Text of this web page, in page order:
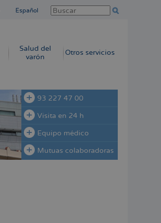
Español
Salud del
varón
Otros servicios
93 227 47 00
Visita en 24 h
Equipo médico
Mutuas colaboradoras